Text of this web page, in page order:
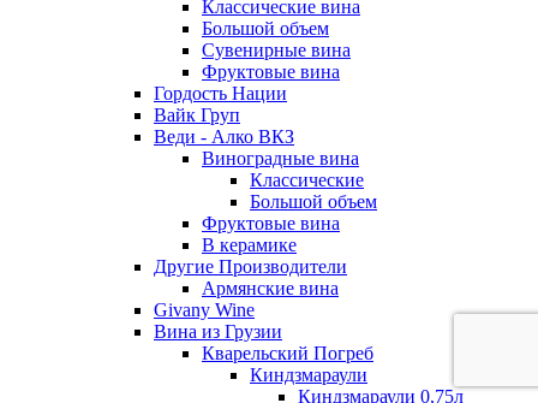
Классические вина
Большой объем
Сувенирные вина
Фруктовые вина
Гордость Нации
Вайк Груп
Веди - Алко ВКЗ
Виноградные вина
Классические
Большой объем
Фруктовые вина
В керамике
Другие Производители
Армянские вина
Givany Wine
Вина из Грузии
Кварельский Погреб
Киндзмараули
Киндзмараули 0,75л